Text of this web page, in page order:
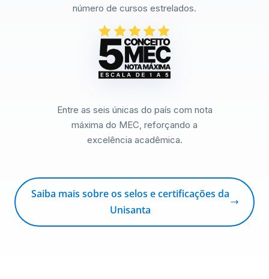
número de cursos estrelados.
Entre as seis únicas do país com nota
máxima do MEC, reforçando a
excelência acadêmica.
Saiba mais sobre os selos e certificações da
Unisanta